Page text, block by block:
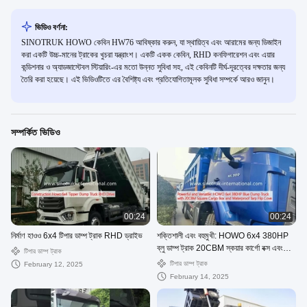
ভিডিও বর্ণনা:
SINOTRUK HOWO কেবিন HW76 আবিষ্কার করুন, যা স্থায়িত্ব এবং আরামের জন্য ডিজাইন
করা একটি উচ্চ-মানের ট্রাকের খুচরা যন্ত্রাংশ। একটি একক কেবিন, RHD কনফিগারেশন এবং এয়ার
কন্ডিশনার ও অ্যাডজাস্টেবল স্টিয়ারিং-এর মতো উন্নত সুবিধা সহ, এই কেবিনটি দীর্ঘ-দূরত্বের দক্ষতার জন্য
তৈরি করা হয়েছে। এই ভিডিওটিতে এর বৈশিষ্ট্য এবং প্রতিযোগিতামূলক সুবিধা সম্পর্কে আরও জানুন।
সম্পর্কিত ভিডিও
00:24
নির্মাণ হাওও 6x4 টিপার ডাম্প ট্রাক RHD ড্রাইভ
টিপার ডাম্প ট্রাক
February 12, 2025
00:24
শক্তিশালী এবং বহুমুখী: HOWO 6x4 380HP
ব্লু ডাম্প ট্রাক 20CBM স্কয়ার কার্গো বক্স এবং
ওয়াটারপ্রুফ টারপ ফ্লিপ কভ
টিপার ডাম্প ট্রাক
February 14, 2025